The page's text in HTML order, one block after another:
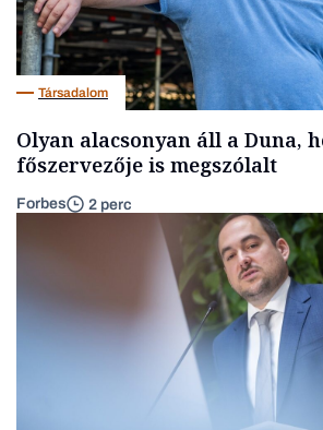
Társadalom
Olyan alacsonyan áll a Duna,
főszervezője is megszólalt
Forbes 2 perc